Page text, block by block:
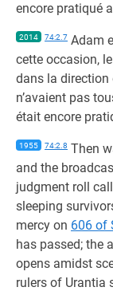
encore pratiqué
2014 74:2.7 Adam
cette occasion,
dans la direction
n’avaient pas
était encore
1955 74:2.8 Then
and the
judgment roll
sleeping
mercy on 606 of
has passed; the
opens amidst
rulers of Urantia